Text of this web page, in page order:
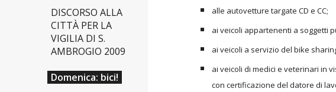
DISCORSO ALLA
CITTÀ PER LA
VIGILIA DI S.
AMBROGIO 2009
Domenica: bici!
alle autovetture targate CD e CC;
ai veicoli appartenenti a soggetti
ai veicoli a servizio del bike
ai veicoli di medici e veterinari in
con certificazione del datore di